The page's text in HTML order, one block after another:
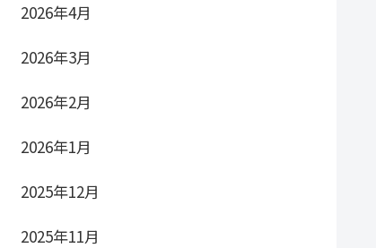
2026年4月
2026年3月
2026年2月
2026年1月
2025年12月
2025年11月